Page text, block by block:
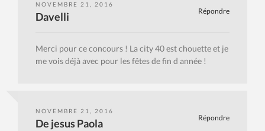
NOVEMBRE 21, 2016
Répondre
Davelli
Merci pour ce concours ! La city 40 est chouette et je
me vois déjà avec pour les fêtes de fin d année !
NOVEMBRE 21, 2016
Répondre
De jesus Paola